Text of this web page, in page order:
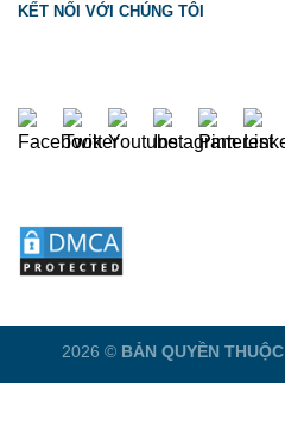
KẾT NỐI VỚI CHÚNG TÔI
2026 © BẢN QUYỀN THUỘC